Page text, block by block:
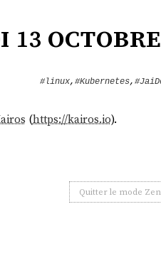
octobre
#linux, #Kubernetes,
(https://kairos.io).
Quitter le mode Zen